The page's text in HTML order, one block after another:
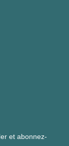
et abonnez-